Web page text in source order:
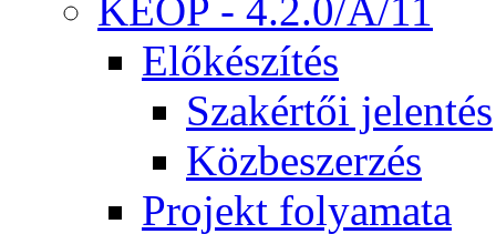
KEOP - 4.2.0/A/11
Előkészítés
Szakértői jelentés
Közbeszerzés
Projekt folyamata